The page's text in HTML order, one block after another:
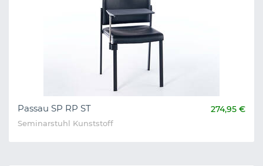
Passau SP RP ST 274,95 €
Seminarstuhl Kunststoff